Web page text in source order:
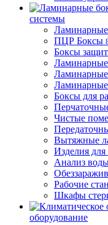
системы
ПЦР Боксы
Боксы
Боксы для
Чистые
Вытяжные
Изделия
Анализ
Рабочие
Шкафы
оборудование